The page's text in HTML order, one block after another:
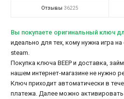
Отзывы 36225
Вы покупаете оригинальный ключ
идеально для тех, кому нужна игра
steam.
Покупка ключа BEEP и доставка,
нашем интернет-магазине не нужно
Ключ приходит автоматически в
платежа. Далее можно активировать